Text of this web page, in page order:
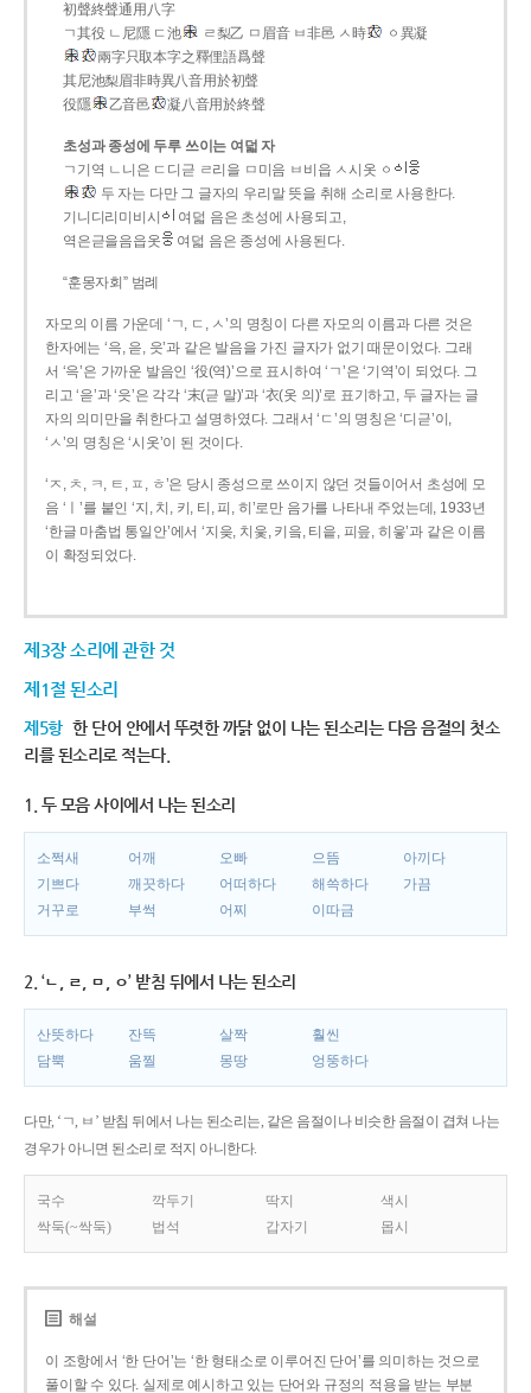
初聲終聲通用八字
ㄱ其役 ㄴ尼隱 ㄷ池
ㄹ梨乙 ㅁ眉音 ㅂ非邑 ㅅ時
ㆁ異凝
兩字只取本字之釋俚語爲聲
其尼池梨眉非時異八音用於初聲
役隱
乙音邑 凝八音用於終聲
초성과 종성에 두루 쓰이는 여덟 자
ㄱ기역 ㄴ니은 ㄷ디귿 ㄹ리을 ㅁ미음 ㅂ비읍 ㅅ시옷 ㆁ
두 자는 다만 그 글자의 우리말 뜻을 취해 소리로 사용한다.
기니디리미비시
여덟 음은 초성에 사용되고,
역은귿을음읍옷
여덟 음은 종성에 사용된다.
“훈몽자회” 범례
자모의 이름 가운데 ‘ㄱ, ㄷ, ㅅ’의 명칭이 다른 자모의 이름과 다른 것은
한자에는 ‘윽, 읃, 읏’과 같은 발음을 가진 글자가 없기 때문이었다. 그래
서 ‘윽’은 가까운 발음인 ‘役(역)’으로 표시하여 ‘ㄱ’은 ‘기역’이 되었다. 그
리고 ‘읃’과 ‘읏’은 각각 ‘末(귿 말)’과 ‘衣(옷 의)’로 표기하고, 두 글자는 글
자의 의미만을 취한다고 설명하였다. 그래서 ‘ㄷ’의 명칭은 ‘디귿’이,
‘ㅅ’의 명칭은 ‘시옷’이 된 것이다.
‘ㅈ, ㅊ, ㅋ, ㅌ, ㅍ, ㅎ’은 당시 종성으로 쓰이지 않던 것들이어서 초성에 모
음 ‘ㅣ’를 붙인 ‘지, 치, 키, 티, 피, 히’로만 음가를 나타내 주었는데, 1933년
‘한글 마춤법 통일안’에서 ‘지읒, 치읓, 키읔, 티읕, 피읖, 히읗’과 같은 이름
이 확정되었다.
제3장 소리에 관한 것
제1절 된소리
제5항 한 단어 안에서 뚜렷한 까닭 없이 나는 된소리는 다음 음절의 첫소
리를 된소리로 적는다.
1. 두 모음 사이에서 나는 된소리
소쩍새 어깨 오빠 으뜸
아끼다
기쁘다
깨끗하다 어떠하다 해쓱하다
가끔
거꾸로
부썩 어찌 이따금
2. ‘ㄴ, ㄹ, ㅁ, ㅇ’ 받침 뒤에서 나는 된소리
산뜻하다 잔뜩 살짝
훨씬
담뿍
움찔 몽땅 엉뚱하다
다만, ‘ㄱ, ㅂ’ 받침 뒤에서 나는 된소리는, 같은 음절이나 비슷한 음절이 겹쳐 나는
경우가 아니면 된소리로 적지 아니한다.
국수 깍두기 딱지
색시
싹둑(~싹둑)
법석 갑자기 몹시
해설
이 조항에서 ‘한 단어’는 ‘한 형태소로 이루어진 단어’를 의미하는 것으로
풀이할 수 있다. 실제로 예시하고 있는 단어와 규정의 적용을 받는 부분